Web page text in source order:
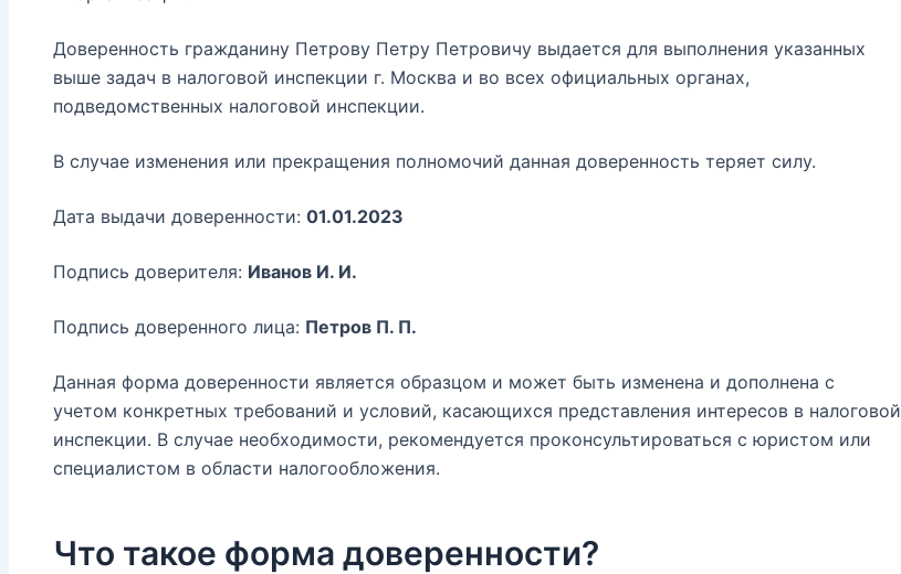
Доверенность гражданину Петрову Петру Петровичу выдается для выполнения указанных
выше задач в налоговой инспекции г. Москва и во всех официальных органах,
подведомственных налоговой инспекции.
В случае изменения или прекращения полномочий данная доверенность теряет силу.
Дата выдачи доверенности: 01.01.2023
Подпись доверителя: Иванов И. И.
Подпись доверенного лица: Петров П. П.
Данная форма доверенности является образцом и может быть изменена и дополнена с
учетом конкретных требований и условий, касающихся представления интересов в налоговой
инспекции. В случае необходимости, рекомендуется проконсультироваться с юристом или
специалистом в области налогообложения.
Что такое форма доверенности?